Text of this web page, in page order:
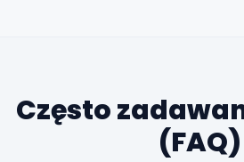
Często
(FAQ)